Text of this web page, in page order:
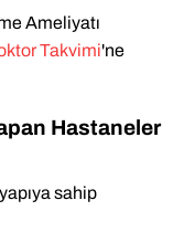
Ameliyatı
Takvimi'ne
Hastaneler
sahip